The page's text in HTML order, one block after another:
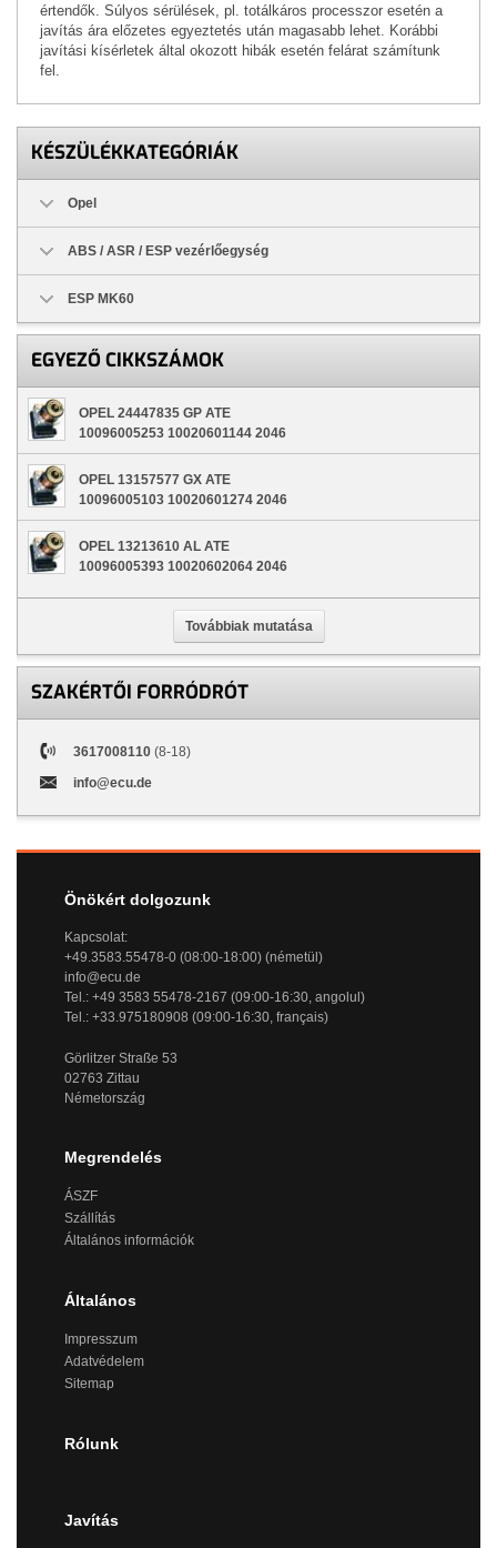
értendők. Súlyos sérülések, pl. totálkáros processzor esetén a
javítás ára előzetes egyeztetés után magasabb lehet. Korábbi
javítási kísérletek által okozott hibák esetén felárat számítunk
fel.
KÉSZÜLÉKKATEGÓRIÁK
Opel
ABS / ASR / ESP vezérlőegység
ESP MK60
EGYEZŐ CIKKSZÁMOK
OPEL 24447835 GP ATE
10096005253 10020601144 2046
OPEL 13157577 GX ATE
10096005103 10020601274 2046
OPEL 13213610 AL ATE
10096005393 10020602064 2046
Továbbiak mutatása
SZAKÉRTŐI FORRÓDRÓT
3617008110 (8-18)
info@ecu.de
Önökért dolgozunk
Kapcsolat:
+49.3583.55478-0 (08:00-18:00) (németül)
info@ecu.de
Tel.: +49 3583 55478-2167 (09:00-16:30, angolul)
Tel.: +33.975180908 (09:00-16:30, français)
Görlitzer Straße 53
02763 Zittau
Németország
Megrendelés
ÁSZF
Szállítás
Általános információk
Általános
Impresszum
Adatvédelem
Sitemap
Rólunk
Javítás